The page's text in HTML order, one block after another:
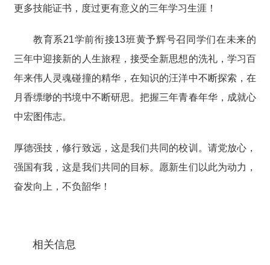
更多技能证书，度过更有意义的三年学习生涯！
教育系21学前衔接13班黄予辉号召同学们在未来的
三年中迎接新的人生旅程，接受全新思想的洗礼，学习百
年来伟人灵魂碰撞的精华，在知识的汪洋中不断探索，在
月香缥缈的书境中不断研思。把握三年青春年华，成就心
中宏图伟志。
厚德强技，修行致远，这是我们共同的校训。请党放心，
强国有我，这是我们共同的目标。愿新生们以此为动力，
奋发向上，不负韶华！
相关信息